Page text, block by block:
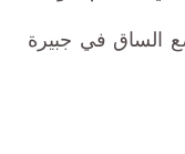
الساق في جبيرة